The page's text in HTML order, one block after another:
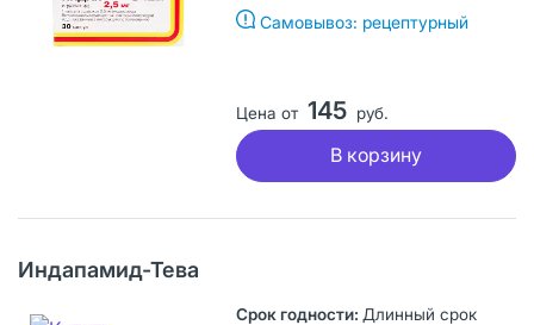
Самовывоз: рецептурный
Цена от 145 руб.
В корзину
Индапамид-Тева
Длинный срок